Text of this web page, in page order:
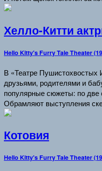
Хелло-Китти
Hello Kitty's Furry Tale Theater
В «Театре Пушистохвостых
друзьями, родителями и
популярные сюжеты: по две
Обрамляют выступления
Котовия
Hello Kitty's Furry Tale Theater